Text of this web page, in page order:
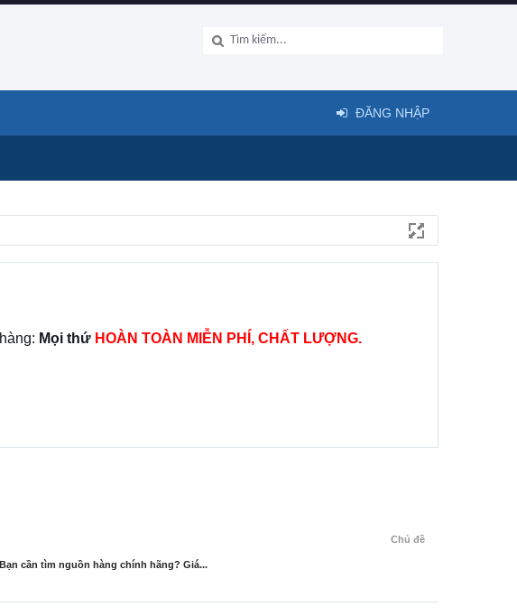
Mọi thứ HOÀN TOÀN MIỄN PHÍ, CHẤT LƯỢNG.
Chủ đề
cần tìm nguồn hàng chính hãng? Giá...
ĐĂNG NHẬP